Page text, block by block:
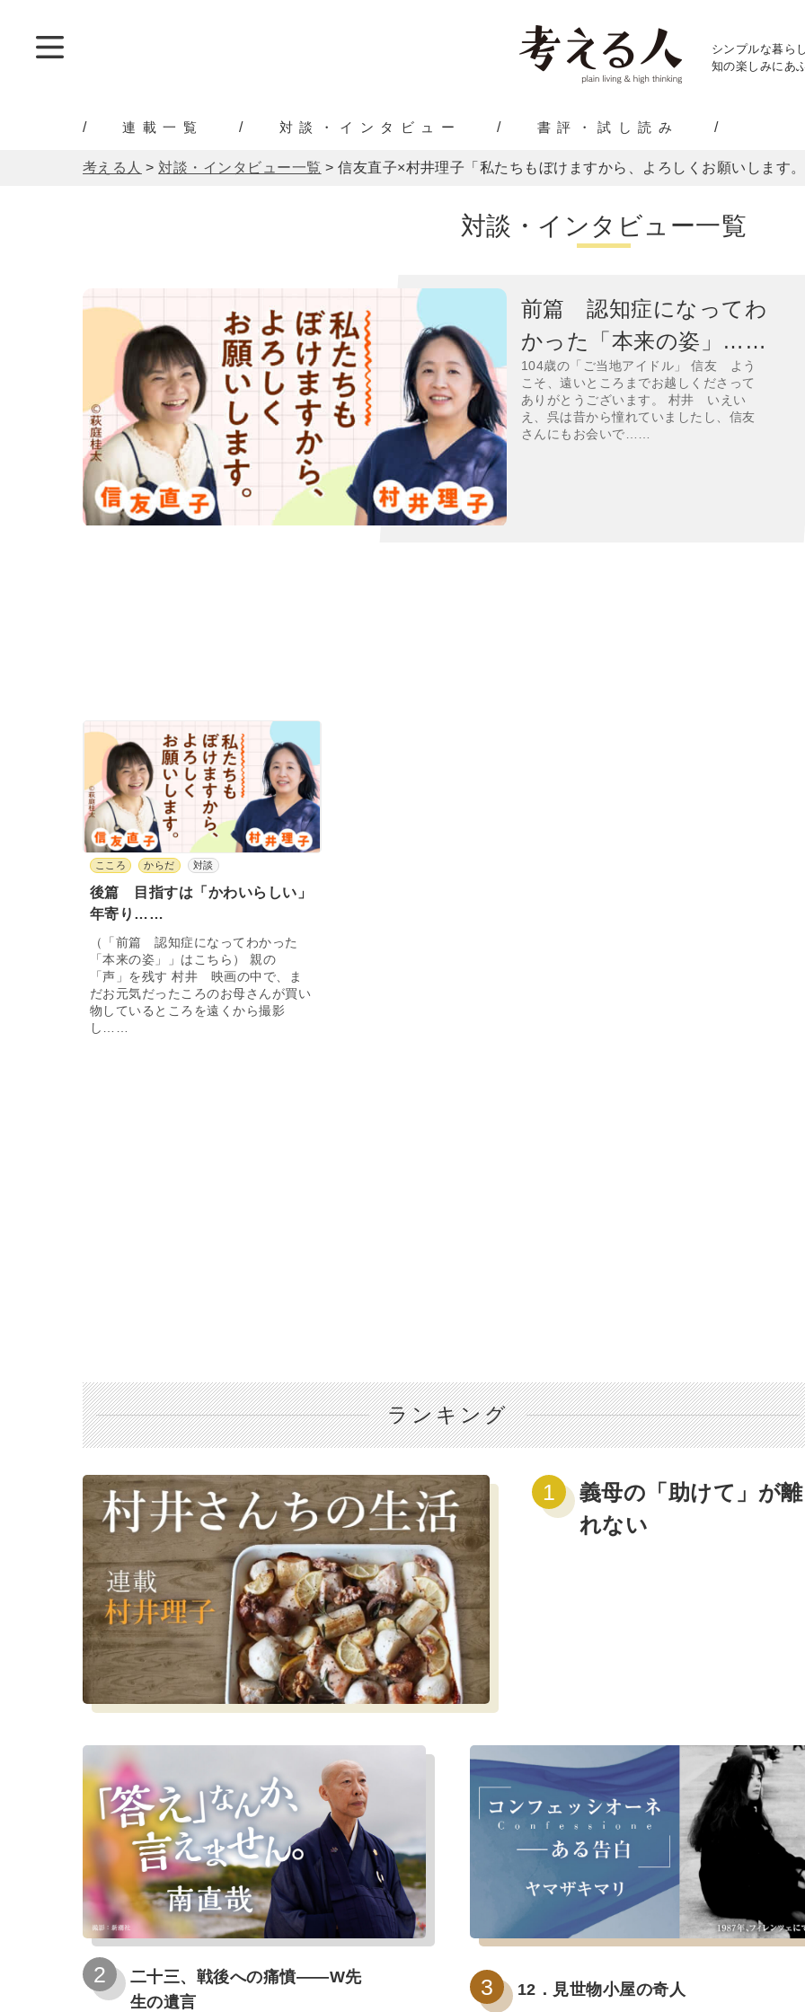
シンプルな暮ら
知の楽しみにあ
連載一覧 対談・インタビュー 書評・試し読み
考える人 > 対談・インタビュー一覧 >信友直子×村井理子「私たちもぼけますから、よろしくお願いします
対談・インタビュー一覧
前篇 認知症になってわ
かった「本来の姿」……
104歳の「ご当地アイドル」 信友 よう
こそ、遠いところまでお越しくださって
ありがとうございます。 村井 いえい
え、呉は昔から憧れていましたし、信友
さんにもお会いで……
こころ からだ 対談
後篇 目指すは「かわいらしい」
年寄り……
（「前篇 認知症になってわかった
「本来の姿」」はこちら） 親の
「声」を残す 村井 映画の中で、ま
だお元気だったころのお母さんが買い
物しているところを遠くから撮影
し……
ランキング
義母の「助けて」が離
れない
二十三、戦後への痛憤――W先
生の遺言
12．見世物小屋の奇人